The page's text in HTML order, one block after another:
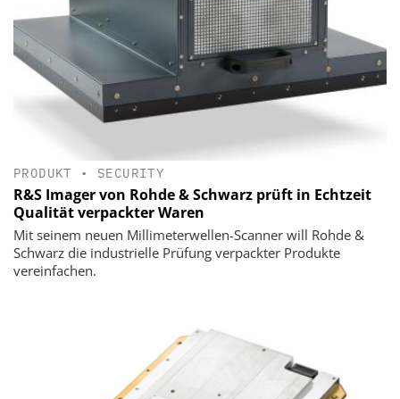
PRODUKT • SECURITY
R&S Imager von Rohde & Schwarz prüft in Echtzeit
Qualität verpackter Waren
Mit seinem neuen Millimeterwellen-Scanner will Rohde &
Schwarz die industrielle Prüfung verpackter Produkte
vereinfachen.